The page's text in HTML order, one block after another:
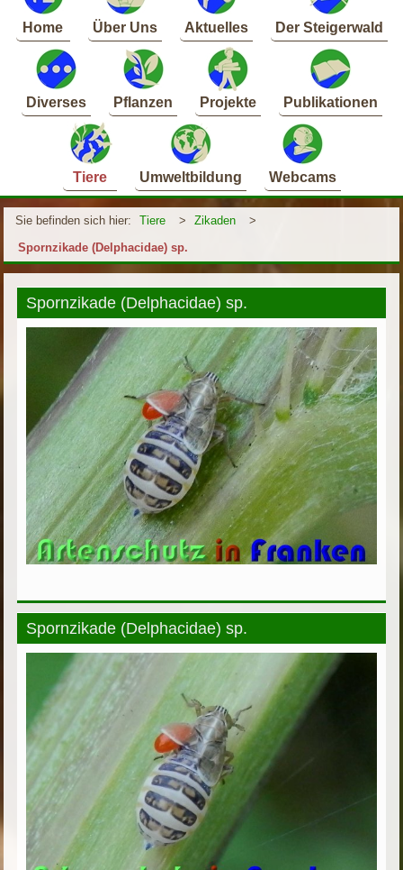
Home Über Uns Aktuelles Der Steigerwald
Diverses Pflanzen Projekte Publikationen
Tiere Umweltbildung Webcams
Sie befinden sich hier: Tiere > Zikaden
>
Spornzikade (Delphacidae) sp.
Spornzikade (Delphacidae) sp.
Spornzikade (Delphacidae) sp.